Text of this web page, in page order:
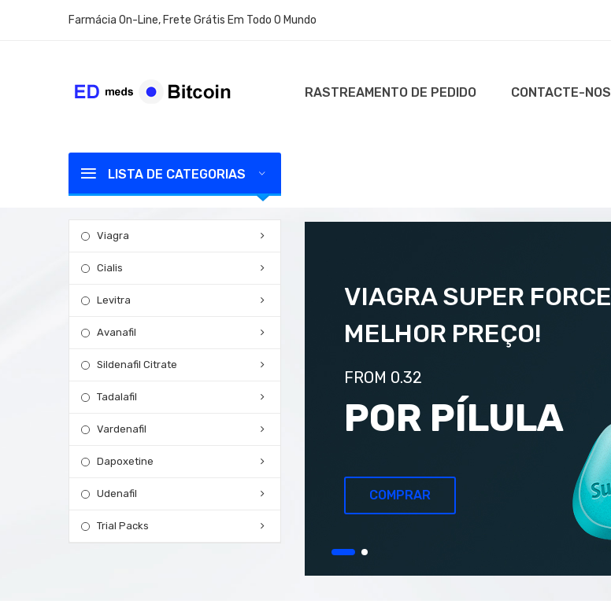
Farmácia On-Line, Frete Grátis Em Todo O Mundo
RASTREAMENTO DE PEDIDO CONTACTE-NOS
LISTA DE CATEGORIAS
Viagra
Cialis
Levitra
Avanafil
Sildenafil Citrate
Tadalafil
Vardenafil
Dapoxetine
Udenafil
Trial Packs
VIAGRA SUPER FORCE
MELHOR PREÇO!
FROM 0.32
POR PÍLULA
COMPRAR